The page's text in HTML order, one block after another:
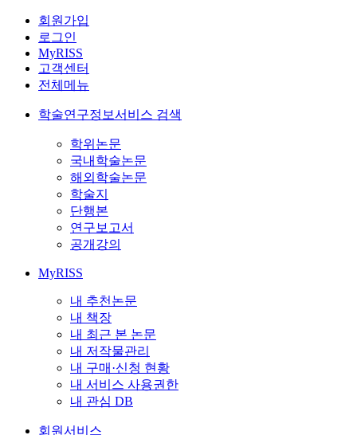
회원가입
로그인
MyRISS
고객센터
전체메뉴
학술연구정보서비스 검색
학위논문
국내학술논문
해외학술논문
학술지
단행본
연구보고서
공개강의
MyRISS
내 추천논문
내 책장
내 최근 본 논문
내 저작물관리
내 구매·신청 현황
내 서비스 사용권한
내 관심 DB
회원서비스